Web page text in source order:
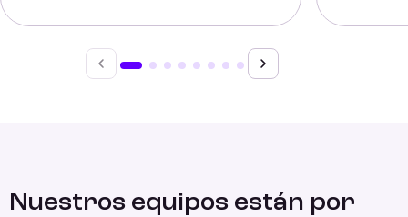
Nuestros equipos están por